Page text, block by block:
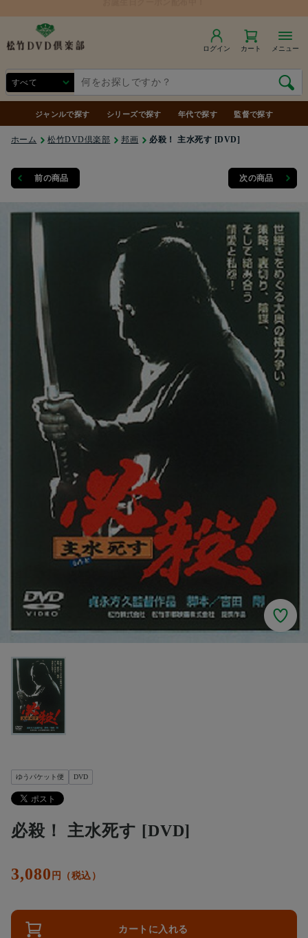
ログイン カート メニュー
ジャンルで探す シリーズで探す 年代で探す 監督で探す
ホーム 松竹DVD倶楽部 邦画 必殺！ 主水死す [DVD]
前の商品 次の商品
ゆうパケット便 DVD
必殺！ 主水死す [DVD]
3,080 円（税込）
カートに入れる